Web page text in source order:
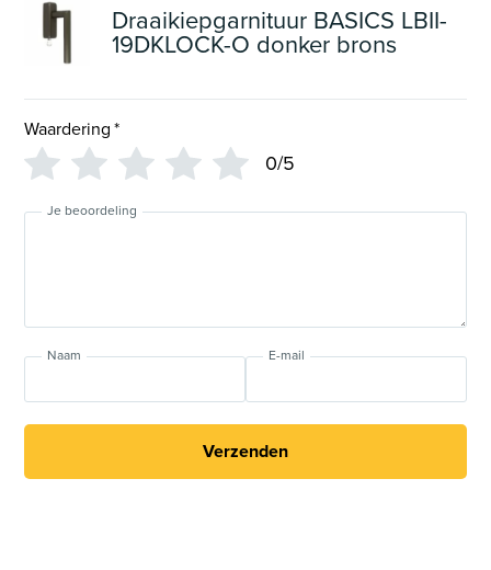
Draaikiepgarnituur BASICS LBII-
19DKLOCK-O donker brons
Waardering*
0/5
Je beoordeling
Naam E-mail
Verzenden